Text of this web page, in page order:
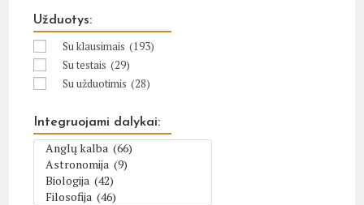
Užduotys:
Su klausimais (193)
Su testais (29)
Su užduotimis (28)
Integruojami dalykai: